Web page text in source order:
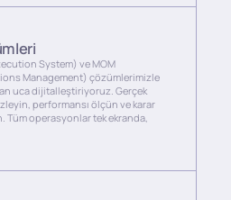
System) ve MOM
Management) çözümlerimizle
uca dijitalleştiriyoruz. Gerçek
performansı ölçün ve karar
Tüm operasyonlar tek ekranda,